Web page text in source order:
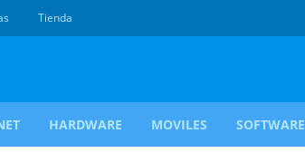
Tienda
HARDWARE MOVILES SOFTWARE